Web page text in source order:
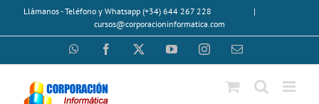
SaltarLlámanos - Teléfono y Whatsapp (+34) 644 267 228
|
cursos@corporacioninformatica.com
WhatsAppFacebook YouTubeInstagramCorreo